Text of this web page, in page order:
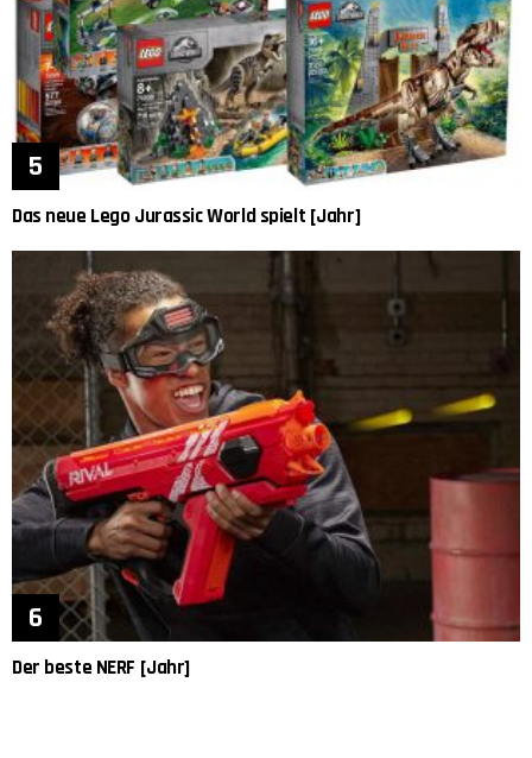
Das neue Lego Jurassic World spielt [Jahr]
Der beste NERF [Jahr]